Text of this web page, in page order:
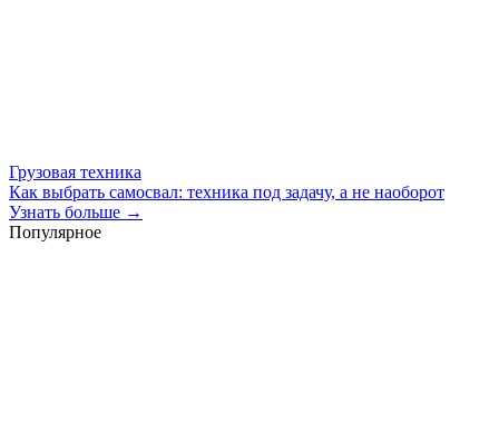
Грузовая техника
Как выбрать самосвал: техника под задачу, а не наоборот
Узнать больше →
Популярное